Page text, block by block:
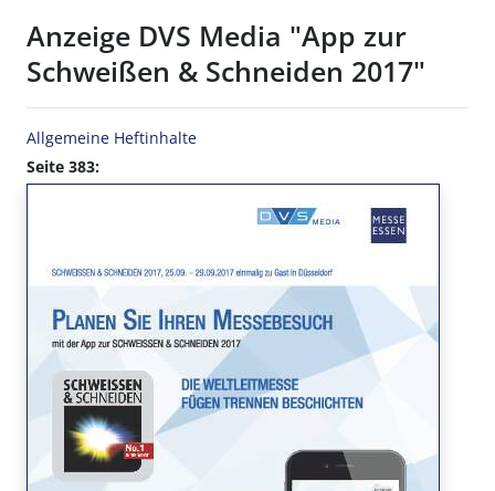
Anzeige DVS Media "App zur
Schweißen & Schneiden 2017"
Allgemeine Heftinhalte
Seite 383: